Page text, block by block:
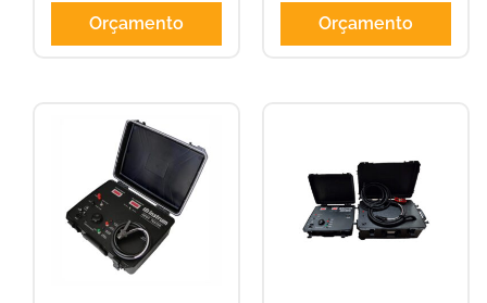
Orçamento Orçamento